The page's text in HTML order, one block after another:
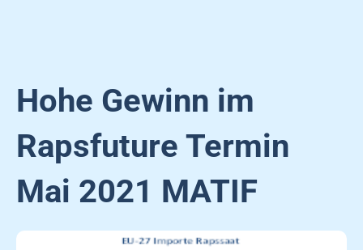
Hohe Gewinn im
Rapsfuture Termin
Mai 2021 MATIF